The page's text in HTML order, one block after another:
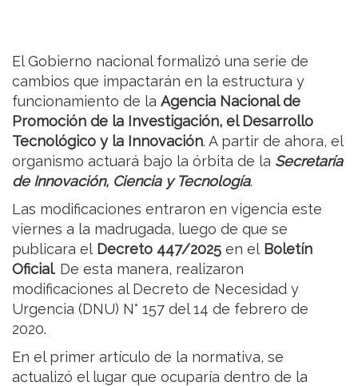
El Gobierno nacional formalizó una serie de
cambios que impactarán en la estructura y
funcionamiento de la Agencia Nacional de
Promoción de la Investigación, el Desarrollo
Tecnológico y la Innovación. A partir de ahora, el
organismo actuará bajo la órbita de la Secretaría
de Innovación, Ciencia y Tecnología.
Las modificaciones entraron en vigencia este
viernes a la madrugada, luego de que se
publicara el Decreto 447/2025 en el Boletín
Oficial. De esta manera, realizaron
modificaciones al Decreto de Necesidad y
Urgencia (DNU) N° 157 del 14 de febrero de
2020.
En el primer artículo de la normativa, se
actualizó el lugar que ocuparía dentro de la